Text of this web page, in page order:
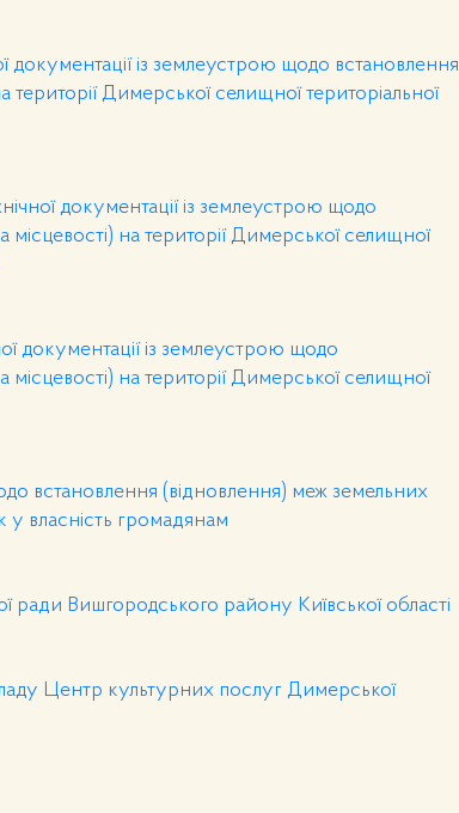
документації із землеустрою щодо встановлення
території Димерської селищної територіальної
документації із землеустрою щодо
на території Димерської селищної
документації із землеустрою щодо
на території Димерської селищної
встановлення (відновлення) меж земельних
у власність громадянам
ради Вишгородського району Київської області
Центр культурних послуг Димерської